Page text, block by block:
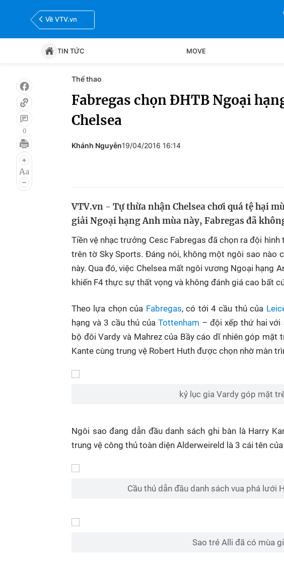
Về VTV.vn
TIN TỨC MOVE
Tin tức
Bóng đá
0
Thể thao
Fabregas chọn ĐHTB Ngoại
Chelsea
Khánh Nguyễn19/04/2016 16:14
VTV.vn - Tự thừa nhận Chelsea chơi quá tệ hại
giải Ngoại hạng Anh mùa này, Fabregas đã
Tiền vệ nhạc trưởng Cesc Fabregas đã chọn ra đội
trên tờ Sky Sports. Đáng nói, không một ngôi sao nào
này. Qua đó, việc Chelsea mất ngôi vương Ngoại hạng
khiến F4 thực sự thất vọng và không đánh giá cao bất
Theo lựa chọn của Fabregas, có tới 4 cầu thủ của
hạng và 3 cầu thủ của Tottenham – đội xếp thứ hai với
bộ đôi Vardy và Mahrez của Bầy cáo dĩ nhiên góp mặt
Kante cùng trung vệ Robert Huth được chọn nhờ màn
kỷ lục gia Vardy góp mặt
Ngôi sao đang dẫn đầu danh sách ghi bàn là Harry
trung vệ công thủ toàn diện Alderweireld là 3 cái tên
Cầu thủ dẫn đầu danh sách vua phá lưới
Sao trẻ Alli đã có mùa